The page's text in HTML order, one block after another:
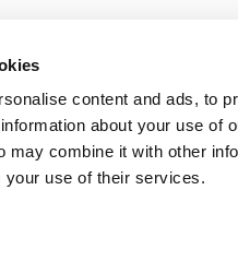
content and ads, to
about your use of
may combine it with other
your use of their services.
AREA
policy